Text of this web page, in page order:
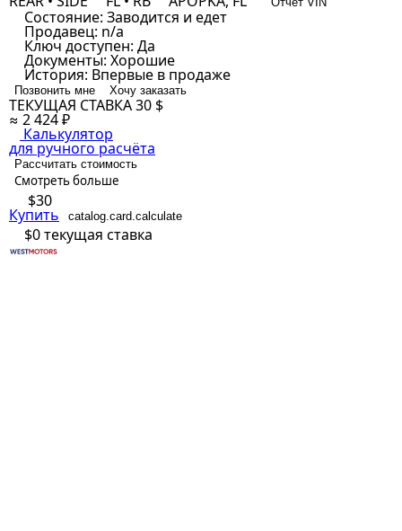
Состояние: Заводится и едет
Продавец: n/a
Ключ доступен: Да
Документы: Хорошие
История: Впервые в продаже
Позвонить мне Хочу заказать
ТЕКУЩАЯ СТАВКА30 $
≈ 2 424 ₽
Калькулятор
для ручного расчёта
Рассчитать стоимость
Смотреть больше
$30
Купить catalog.card.calculate
$0текущая ставка